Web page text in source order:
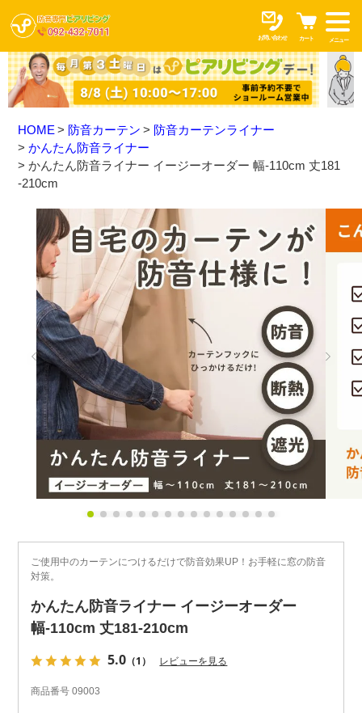
お問い合わせ カート メニュー
HOME 防音カーテン
防音カーテンライナー
かんたん防音ライナー
かんたん防音ライナー イージーオーダー 幅-110cm 丈181
-210cm
ご使用中のカーテンにつけるだけで防音効果UP！お手軽に窓の防音
対策。
かんたん防音ライナー イージーオーダー
幅-110cm 丈181-210cm
5.0 （1） レビューを見る
商品番号 09003